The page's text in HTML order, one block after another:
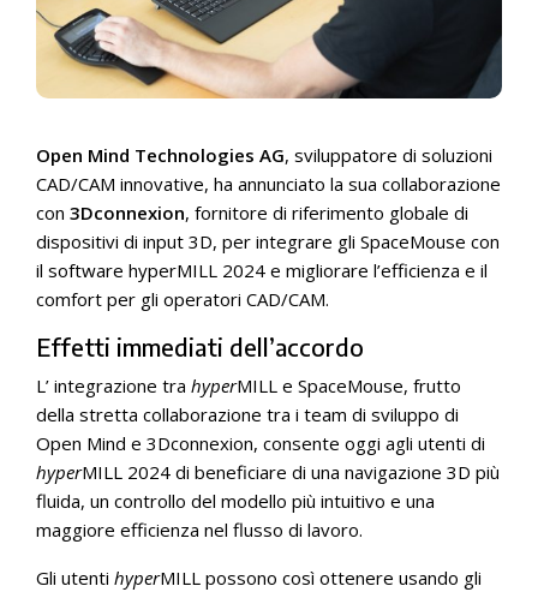
Open Mind Technologies AG, sviluppatore di soluzioni
CAD/CAM innovative, ha annunciato la sua collaborazione
con 3Dconnexion, fornitore di riferimento globale di
dispositivi di input 3D, per integrare gli SpaceMouse con
il software hyperMILL 2024 e migliorare l’efficienza e il
comfort per gli operatori CAD/CAM.
Effetti immediati dell’accordo
L’ integrazione tra hyperMILL e SpaceMouse, frutto
della stretta collaborazione tra i team di sviluppo di
Open Mind e 3Dconnexion, consente oggi agli utenti di
hyperMILL 2024 di beneficiare di una navigazione 3D più
fluida, un controllo del modello più intuitivo e una
maggiore efficienza nel flusso di lavoro.
Gli utenti hyperMILL possono così ottenere usando gli